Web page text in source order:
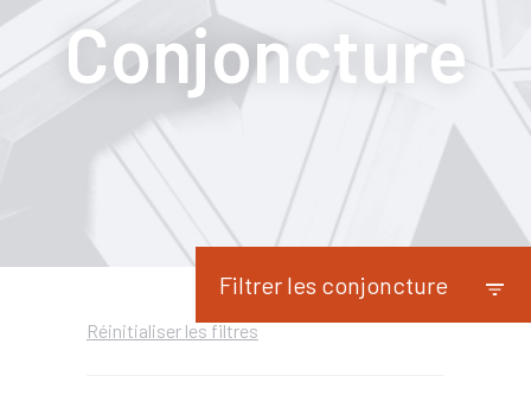
Conjoncture
Filtrer les conjoncture
Réinitialiser les filtres